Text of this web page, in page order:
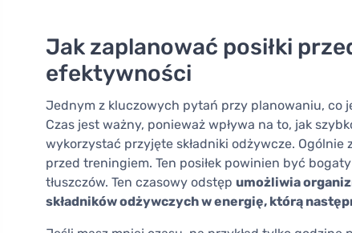
Jak zaplanować posiłki
efektywności
Jednym z kluczowych pytań przy planowaniu, co
Czas jest ważny, ponieważ wpływa na to, jak
wykorzystać przyjęte składniki odżywcze. Ogólnie
przed treningiem. Ten posiłek powinien być
tłuszczów. Ten czasowy odstęp umożliwia
składników odżywczych w energię, którą